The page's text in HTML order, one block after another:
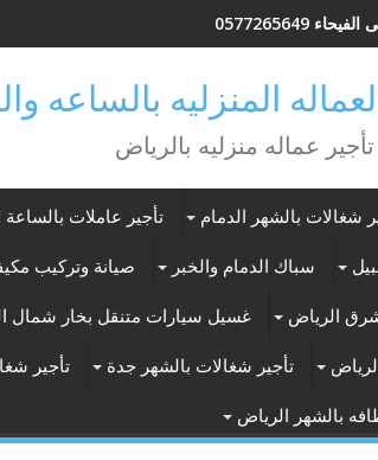
تأجير عماله منزليه بالرياض
شغالات بالشهر الدمام تأجير عاملات بالساعة
سباك الدمام والخبر صيانة وتركيب
الرياض غسيل سيارات متنقل بخار شمال
تأجير شغالات بالشهر جدة تأجير
بالشهر الرياض